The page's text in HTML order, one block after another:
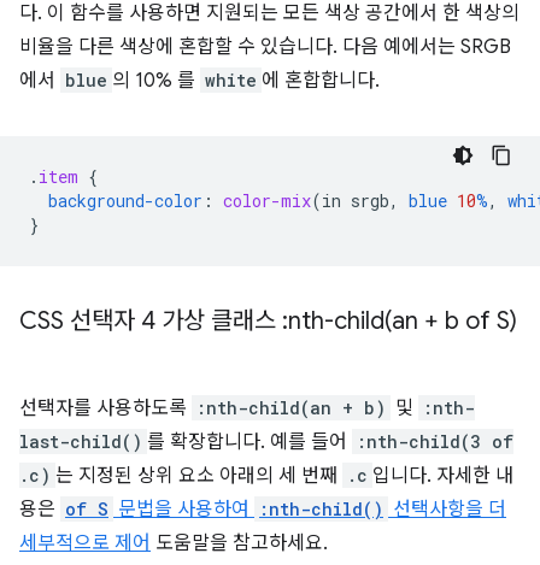
다. 이 함수를 사용하면 지원되는 모든 색상 공간에서 한 색상의
비율을 다른 색상에 혼합할 수 있습니다. 다음 예에서는 SRGB
에서
blue 의 10% 를 white 에 혼합합니다.
. item {
background-color : color-mix(in srgb, blue 10%,
}
CSS 선택자 4 가상 클래스 :nth-child(an + b of S)
선택자를 사용하도록 :nth-child(an + b) 및
:nth-
last-child() 를 확장합니다. 예를 들어
:nth-child(3 of
.c) 는 지정된 상위 요소 아래의 세 번째 .c 입니다. 자세한 내
용은 of S 문법을 사용하여 :nth-child() 선택사항을 더
세부적으로 제어 도움말을 참고하세요.